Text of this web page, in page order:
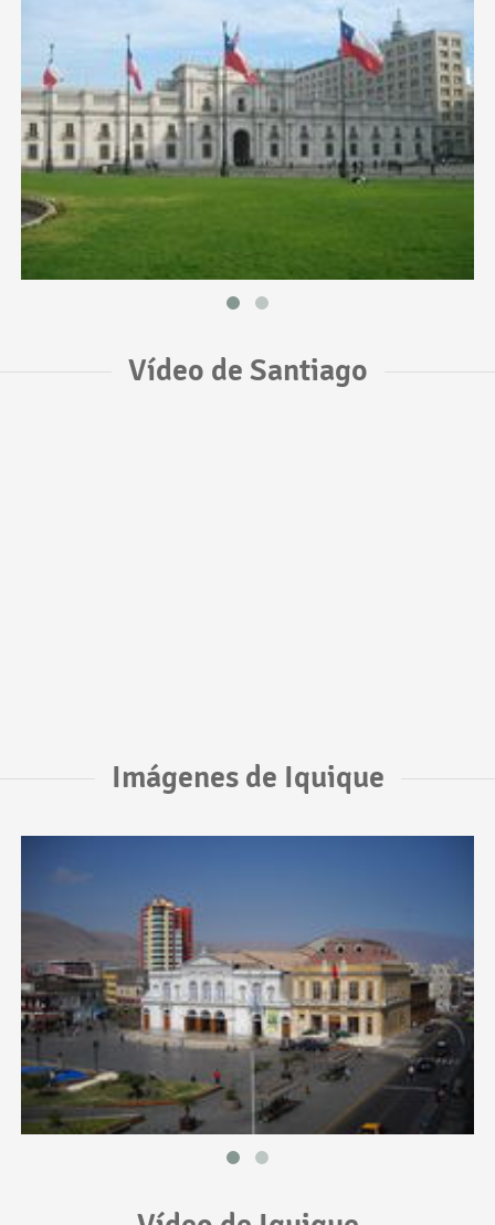
Vídeo de Santiago
Imágenes de Iquique